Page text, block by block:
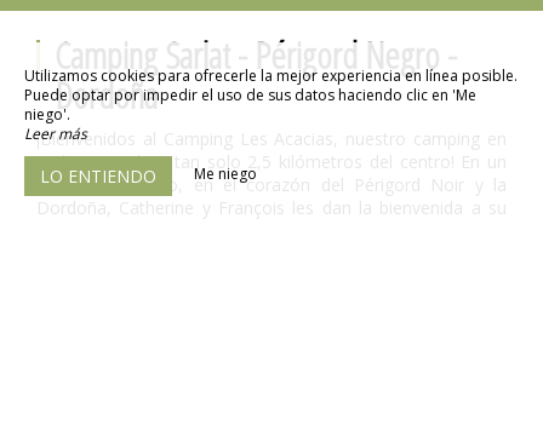
Camping Sarlat - Périgord Negro -
Dordoña
¡Bienvenidos al Camping Les Acacias, nuestro camping en
Sarlat, situado a tan solo 2,5 kilómetros del centro! En un
entorno tranquilo, en el corazón del Périgord Noir y la
Dordoña, Catherine y François les dan la bienvenida a su
Utilizamos cookies para ofrecerle la mejor experiencia en línea posible.
Puede optar por impedir el uso de sus datos haciendo clic en 'Me
niego'.
Leer más
LO ENTIENDO Me niego